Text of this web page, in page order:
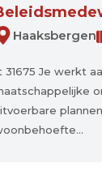
Haaksbergen
31675 Je werkt